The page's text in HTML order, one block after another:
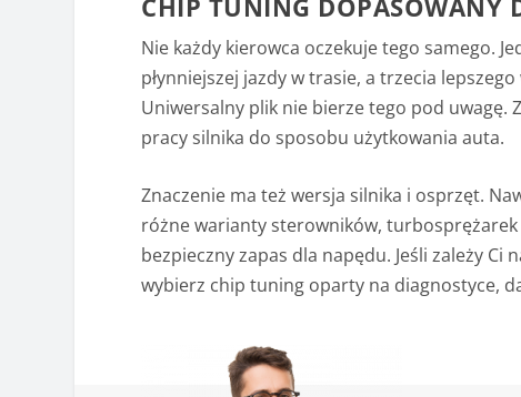
Nie każdy kierowca oczekuje tego samego.
płynniejszej jazdy w trasie, a trzecia
Uniwersalny plik nie bierze tego pod
pracy silnika do sposobu użytkowania auta.
Znaczenie ma też wersja silnika i osprzęt.
różne warianty sterowników, turbosprężarek
bezpieczny zapas dla napędu. Jeśli zależy Ci
wybierz chip tuning oparty na diagnostyce,